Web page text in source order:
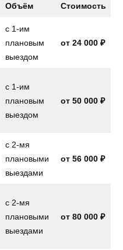
Объём Стоимость
с 1-им
плановым
выездом
от 24 000 ₽
с 1-им
плановым
выездом
от 50 000 ₽
с 2-мя
плановыми
выездами
от 56 000 ₽
с 2-мя
плановыми
выездами
от 80 000 ₽